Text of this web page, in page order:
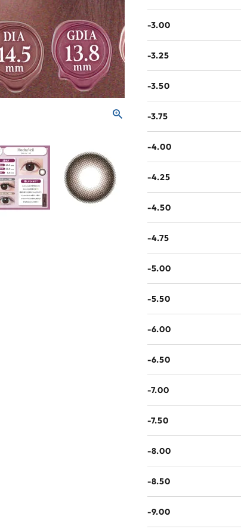
-3.00
-3.25
-3.50
-3.75
-4.00
-4.25
-4.50
-4.75
-5.00
-5.50
-6.00
-6.50
-7.00
-7.50
-8.00
-8.50
-9.00